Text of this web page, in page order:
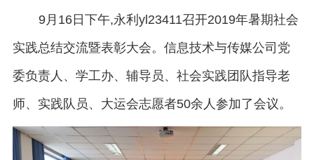
9月16日下午,永利yl23411召开2019年暑期社会
实践总结交流暨表彰大会。信息技术与传媒公司党
委负责人、学工办、辅导员、社会实践团队指导老
师、实践队员、大运会志愿者50余人参加了会议。